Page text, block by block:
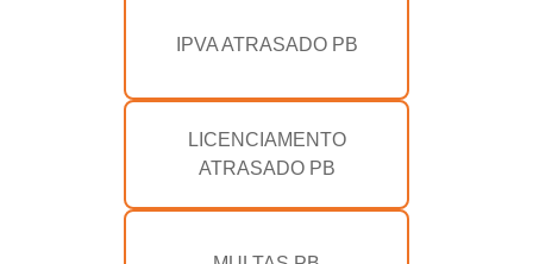
IPVA ATRASADO PB
LICENCIAMENTO
ATRASADO PB